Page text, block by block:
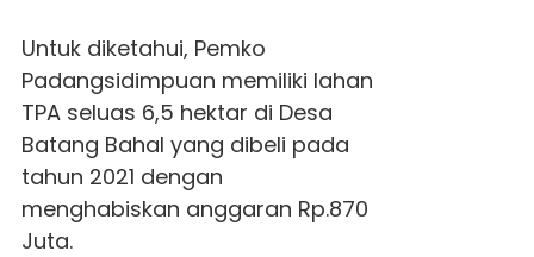
Untuk diketahui, Pemko
Padangsidimpuan memiliki lahan
TPA seluas 6,5 hektar di Desa
Batang Bahal yang dibeli pada
tahun 2021 dengan
menghabiskan anggaran Rp.870
Juta.